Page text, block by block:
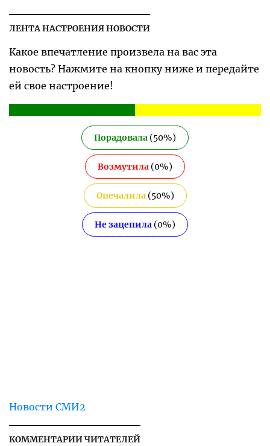
ЛЕНТА НАСТРОЕНИЯ НОВОСТИ
Какое впечатление произвела на вас эта
новость? Нажмите на кнопку ниже и передайте
ей свое настроение!
Порадовала (50%)
Возмутила (0%)
Опечалила(50%)
Не зацепила (0%)
Новости СМИ2
КОММЕНТАРИИ ЧИТАТЕЛЕЙ